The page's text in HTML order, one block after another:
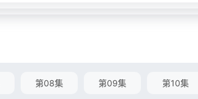
第08集 第09集 第10集